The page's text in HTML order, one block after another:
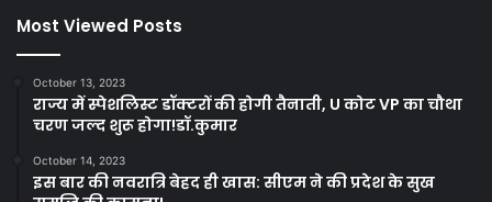
Most Viewed Posts
October 13, 2023
राज्य में स्पेशलिस्ट डॉक्टरों की होगी तैनाती, U कोट VP का चौथा
चरण जल्द शुरू होगा!डॉ.कुमार
October 14, 2023
इस बार की नवरात्रि बेहद ही खास: सीएम ने की प्रदेश के सुख